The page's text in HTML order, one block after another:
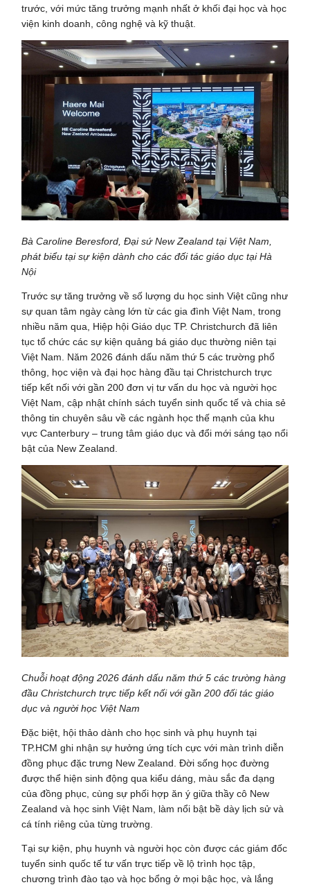
trước, với mức tăng trưởng mạnh nhất ở khối đại học và học
viện kinh doanh, công nghệ và kỹ thuật.
Bà Caroline Beresford, Đại sứ New Zealand tại Việt Nam,
phát biểu tại sự kiện dành cho các đối tác giáo dục tại Hà
Nội
Trước sự tăng trưởng về số lượng du học sinh Việt cũng như
sự quan tâm ngày càng lớn từ các gia đình Việt Nam, trong
nhiều năm qua, Hiệp hội Giáo dục TP. Christchurch đã liên
tục tổ chức các sự kiện quảng bá giáo dục thường niên tại
Việt Nam. Năm 2026 đánh dấu năm thứ 5 các trường phổ
thông, học viện và đại học hàng đầu tại Christchurch trực
tiếp kết nối với gần 200 đơn vị tư vấn du học và người học
Việt Nam, cập nhật chính sách tuyển sinh quốc tế và chia sẻ
thông tin chuyên sâu về các ngành học thế mạnh của khu
vực Canterbury – trung tâm giáo dục và đổi mới sáng tạo nổi
bật của New Zealand.
Chuỗi hoạt động 2026 đánh dấu năm thứ 5 các trường hàng
đầu Christchurch trực tiếp kết nối với gần 200 đối tác giáo
dục và người học Việt Nam
Đặc biệt, hội thảo dành cho học sinh và phụ huynh tại
TP.HCM ghi nhận sự hưởng ứng tích cực với màn trình diễn
đồng phục đặc trưng New Zealand. Đời sống học đường
được thể hiện sinh động qua kiểu dáng, màu sắc đa dạng
của đồng phục, cùng sự phối hợp ăn ý giữa thầy cô New
Zealand và học sinh Việt Nam, làm nổi bật bề dày lịch sử và
cá tính riêng của từng trường.
Tại sự kiện, phụ huynh và người học còn được các giám đốc
tuyển sinh quốc tế tư vấn trực tiếp về lộ trình học tập,
chương trình đào tạo và học bổng ở mọi bậc học, và lắng